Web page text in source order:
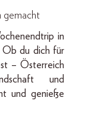
gemacht
in
Ob du dich für
– Österreich
und
und genieße